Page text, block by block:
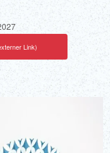
gefärbt wird, sind
auch als
traditionelle,
auch bei der
zum Einsatz. Erleben Sie
ihrer Liebe zum Detail
Link)